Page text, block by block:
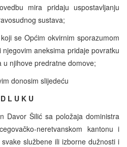
mira pridaju uspostavljanju
sustava;
se Općim okvirnim sporazumom
aneksima pridaje povratku
njihove predratne domove;
donosim slijedeću
L U K U
Davor Šilić sa položaja doministra
neretvanskom kantonu i
službene ili izborne dužnosti i